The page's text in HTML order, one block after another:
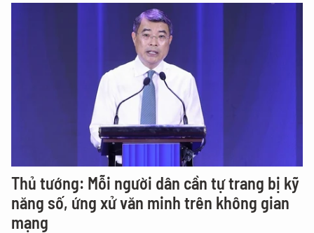
Thủ tướng: Mỗi người dân cần tự trang bị kỹ
năng số, ứng xử văn minh trên không gian
mạng